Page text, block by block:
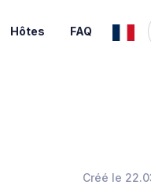
Hôtes FAQ
Créé le